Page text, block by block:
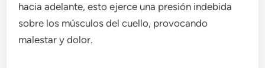
hacia adelante, esto ejerce una presión indebida
sobre los músculos del cuello, provocando
malestar y dolor.